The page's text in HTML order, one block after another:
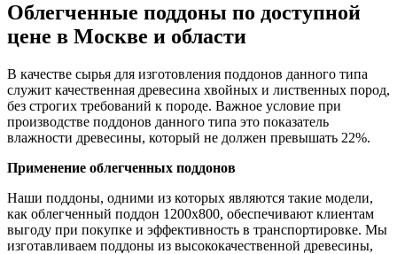
Облегченные поддоны по доступной
цене в Москве и области
В качестве сырья для изготовления поддонов данного типа
служит качественная древесина хвойных и лиственных пород,
без строгих требований к породе. Важное условие при
производстве поддонов данного типа это показатель
влажности древесины, который не должен превышать 22%.
Применение облегченных поддонов
Наши поддоны, одними из которых являются такие модели,
как облегченный поддон 1200х800, обеспечивают клиентам
выгоду при покупке и эффективность в транспортировке. Мы
изготавливаем поддоны из высококачественной древесины,